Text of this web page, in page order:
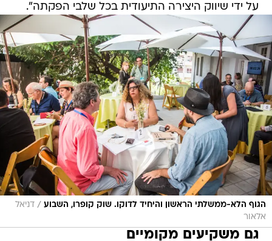
על ידי שיווק היצירה התיעודית בכל שלבי הפקתה".
הגוף הלא-ממשלתי הראשון והיחיד לדוקו. שוק קופרו, השבוע / דניאל
אלאור
גם משקיעים מקומיים